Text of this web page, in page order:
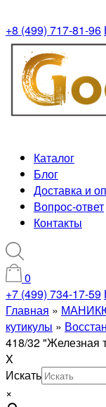
+8 (499) 717-81-96
Каталог
Блог
Доставка и
Вопрос-ответ
Контакты
0
+7 (499) 734-17-59
Главная »
кутикулы »
418/32 "Железная
X
Искать
×